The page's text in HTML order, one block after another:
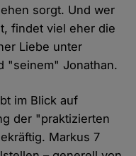
sorgt. Und wer
findet viel eher die
Liebe unter
"seinem" Jonathan.
im Blick auf
der "praktizierten
Markus 7